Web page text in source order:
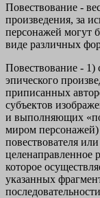
Повествование -
произведения, за
персонажей могут
виде различных
Повествование - 1)
эпического
приписанных
субъектов
и выполняющих
миром
повествователя
целенаправленное
которое
указанных